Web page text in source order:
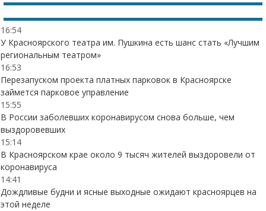
16:54
У Красноярского театра им. Пушкина есть шанс стать «Лучшим
региональным театром»
16:53
Перезапуском проекта платных парковок в Красноярске
займется парковое управление
15:55
В России заболевших коронавирусом снова больше, чем
выздоровевших
15:14
В Красноярском крае около 9 тысяч жителей выздоровели от
коронавируса
14:41
Дождливые будни и ясные выходные ожидают красноярцев на
этой неделе